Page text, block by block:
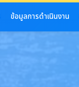
ข้อมูลการดำเนินงาน